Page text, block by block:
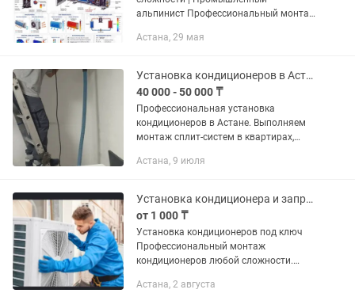
альпинист Профессиональный монтаж
Выполняем работы любой сложности
монтажа в...
Астана, 29 мая
Установка кондиционеров в Астане
40 000 - 50 000 ₸
Профессиональная установка
кондиционеров в Астане. Выполняем
монтаж сплит-систем в квартирах,
коммерческих помещениях. В услуги
наружного...
Астана, 9 июля
Установка кондиционера и заправка
от 1 000 ₸
Установка кондиционеров под ключ
Профессиональный монтаж
кондиционеров любой сложности.
качества. Наши услуги: • Установка
Астана, 2 августа